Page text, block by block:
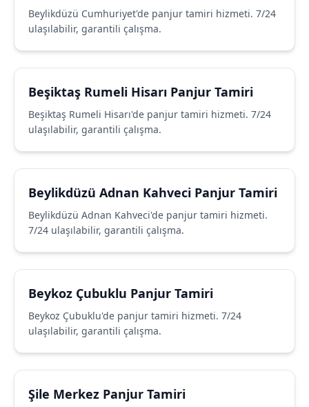
Beylikdüzü Cumhuriyet'de panjur tamiri hizmeti. 7/24
ulaşılabilir, garantili çalışma.
Beşiktaş Rumeli Hisarı Panjur Tamiri
Beşiktaş Rumeli Hisarı'de panjur tamiri hizmeti. 7/24
ulaşılabilir, garantili çalışma.
Beylikdüzü Adnan Kahveci Panjur Tamiri
Beylikdüzü Adnan Kahveci'de panjur tamiri hizmeti.
7/24 ulaşılabilir, garantili çalışma.
Beykoz Çubuklu Panjur Tamiri
Beykoz Çubuklu'de panjur tamiri hizmeti. 7/24
ulaşılabilir, garantili çalışma.
Şile Merkez Panjur Tamiri